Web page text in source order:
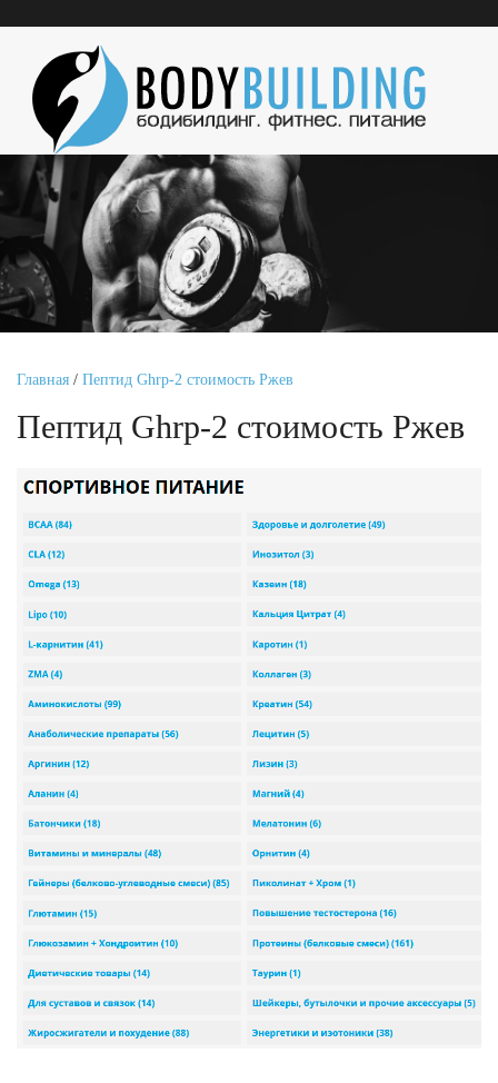
Главная / Пептид Ghrp-2 стоимость Ржев
Пептид Ghrp-2 стоимость Ржев